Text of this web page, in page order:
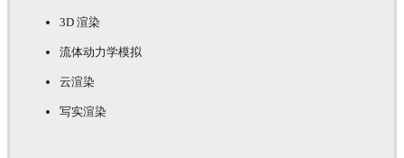
3D 渲染
流体动力学模拟
云渲染
写实渲染